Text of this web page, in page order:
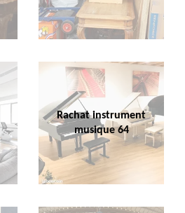
Rachat instrument
musique 64